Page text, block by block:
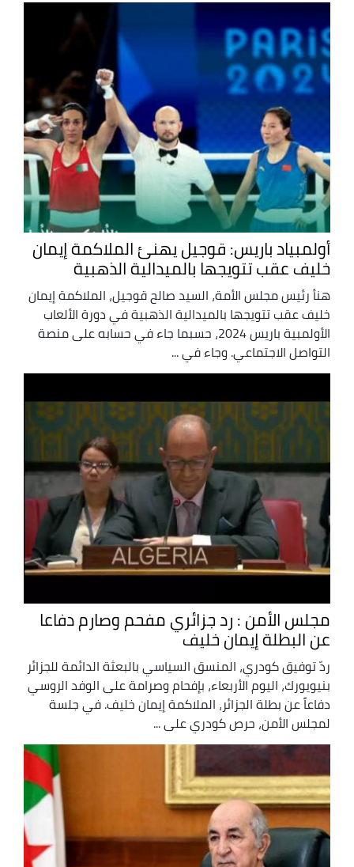
أولمبياد باريس: قوجيل يهنئ الملاكمة إيمان
خليف عقب تتويجها بالميدالية الذهبية
هنأ رئيس مجلس الأمة، السيد صالح قوجيل، الملاكمة إيمان
خليف عقب تتويجها بالميدالية الذهبية في دورة الألعاب
الأولمبية باريس 2024، حسبما جاء في حسابه على منصة
التواصل الاجتماعي. وجاء في ...
مجلس الأمن : رد جزائري مفحم وصارم دفاعا
عن البطلة إيمان خليف
ردّ توفيق كودري، المنسق السياسي بالبعثة الدائمة للجزائر
بنيويورك، اليوم الأربعاء، بإفحام وصرامة على الوفد الروسي
دفاعاً عن بطلة الجزائر، الملاكمة إيمان خليف. في جلسة
لمجلس الأمن، حرص كودري على ...